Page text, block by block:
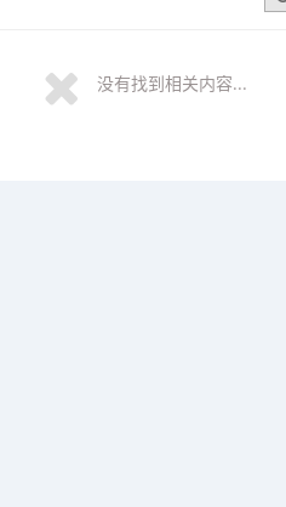
没有找到相关内容...